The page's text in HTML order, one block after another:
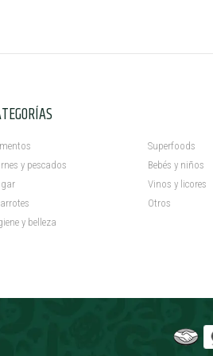
y pescados
y belleza
Superfoods
Bebés y niños
Vinos y licores
Otros